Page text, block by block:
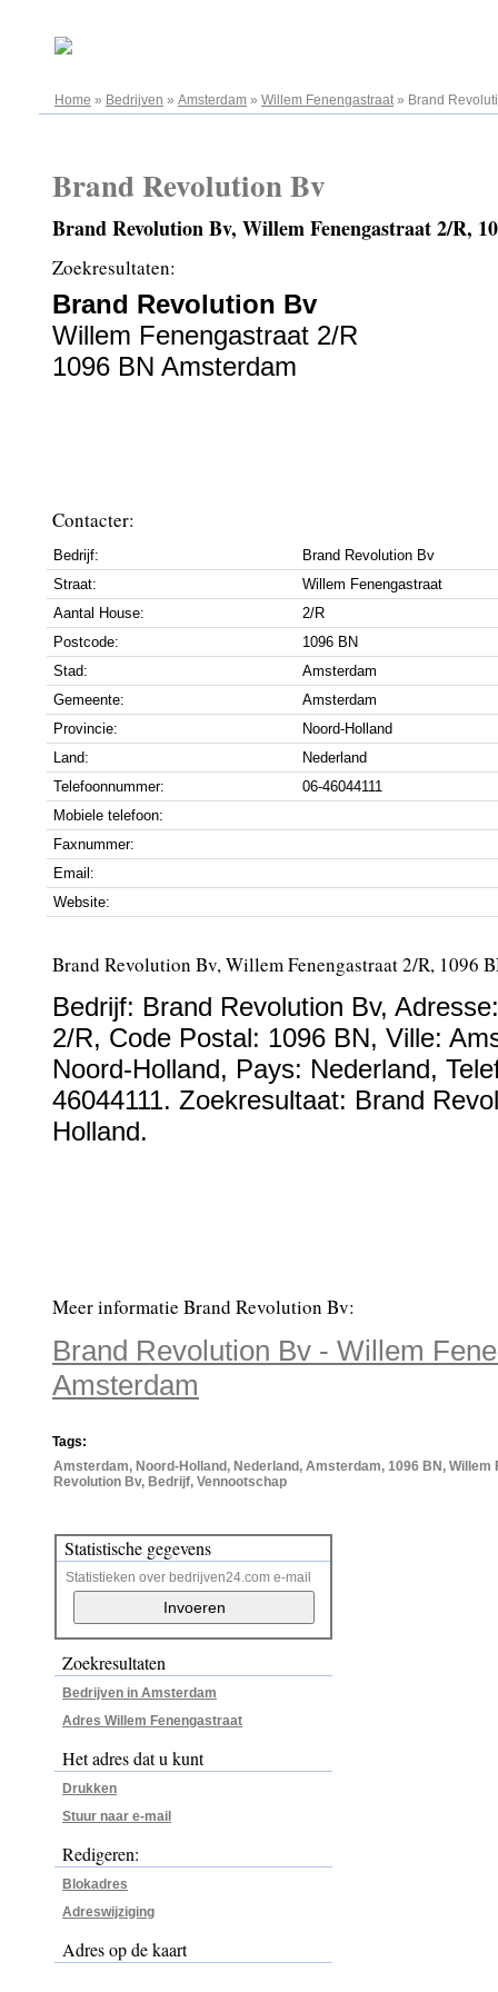
Home » Bedrijven » Amsterdam » Willem Fenengastraat» Brand
Brand Revolution Bv
Brand Revolution Bv, Willem Fenengastraat 2/R,
Zoekresultaten:
Brand Revolution Bv
Willem Fenengastraat 2/R
1096 BN Amsterdam
Contacter:
Bedrijf:
Brand Revolution Bv
Straat:
Willem Fenengastraat
Aantal House:
2/R
Postcode:
1096 BN
Stad:
Amsterdam
Gemeente:
Amsterdam
Provincie:
Noord-Holland
Land:
Nederland
Telefoonnummer:
06-46044111
Mobiele telefoon:
Faxnummer:
Email:
Website:
Brand Revolution Bv, Willem Fenengastraat 2/R, 1096
Bedrijf: Brand Revolution Bv,
2/R, Code Postal: 1096 BN, Ville:
Noord-Holland, Pays: Nederland,
46044111. Zoekresultaat: Brand
Holland.
Meer informatie Brand Revolution Bv:
Brand Revolution Bv - Willem
Amsterdam
Tags:
Amsterdam, Noord-Holland, Nederland, Amsterdam, 1096 BN, Willem
Revolution Bv, Bedrijf, Vennootschap
Statistische gegevens
Statistieken over bedrijven24.com e-mail
Zoekresultaten
Bedrijven in Amsterdam
Adres Willem Fenengastraat
Het adres dat u kunt
Drukken
Stuur naar e-mail
Redigeren:
Blokadres
Adreswijziging
Adres op de kaart